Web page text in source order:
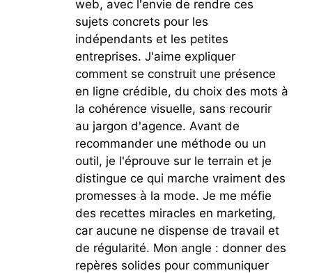
web, avec l'envie de rendre ces
sujets concrets pour les
indépendants et les petites
entreprises. J'aime expliquer
comment se construit une présence
en ligne crédible, du choix des mots à
la cohérence visuelle, sans recourir
au jargon d'agence. Avant de
recommander une méthode ou un
outil, je l'éprouve sur le terrain et je
distingue ce qui marche vraiment des
promesses à la mode. Je me méfie
des recettes miracles en marketing,
car aucune ne dispense de travail et
de régularité. Mon angle : donner des
repères solides pour communiquer